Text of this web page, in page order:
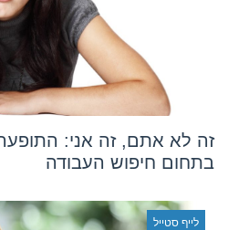
זה לא אתם, זה אני:
בתחום חיפוש העבודה
לייף סטייל